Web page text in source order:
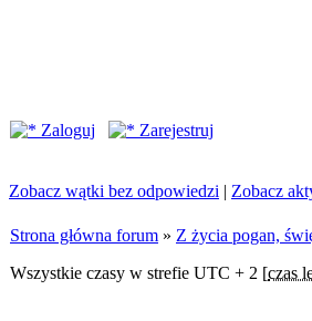
Zaloguj
Zarejestruj
Zobacz wątki bez odpowiedzi | Zobacz
Strona główna forum » Z życia pogan,
Wszystkie czasy w strefie UTC + 2 [czas